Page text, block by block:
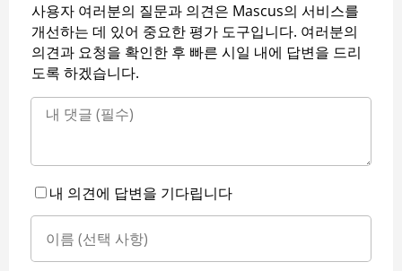
사용자 여러분의 질문과 의견은 Mascus의 서비스를
개선하는 데 있어 중요한 평가 도구입니다. 여러분의
의견과 요청을 확인한 후 빠른 시일 내에 답변을 드리
도록 하겠습니다.
내 의견에 답변을 기다립니다